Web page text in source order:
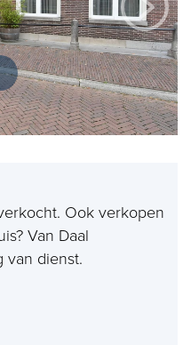
Ook verkopen
Van Daal
van dienst.